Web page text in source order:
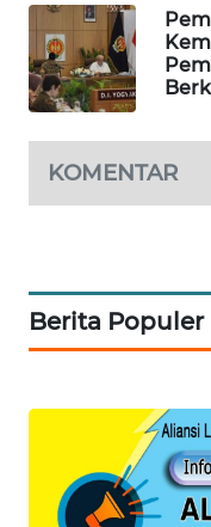
KOMENTAR
Berita Populer
FORWAMKI
ALPERKLINAS
FORJASIDA
TAMBANG
SITUNGIR
NEWS
NEWS
SIBARAGAS
NEWS